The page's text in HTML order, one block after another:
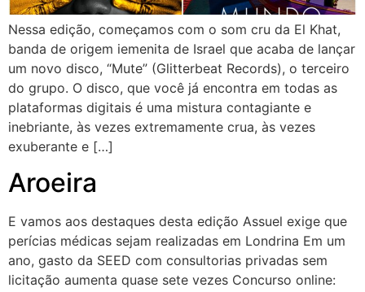
Nessa edição, começamos com o som cru da El Khat,
banda de origem iemenita de Israel que acaba de lançar
um novo disco, “Mute” (Glitterbeat Records), o terceiro
do grupo. O disco, que você já encontra em todas as
plataformas digitais é uma mistura contagiante e
inebriante, às vezes extremamente crua, às vezes
exuberante e […]
Aroeira
E vamos aos destaques desta edição Assuel exige que
perícias médicas sejam realizadas em Londrina Em um
ano, gasto da SEED com consultorias privadas sem
licitação aumenta quase sete vezes Concurso online: